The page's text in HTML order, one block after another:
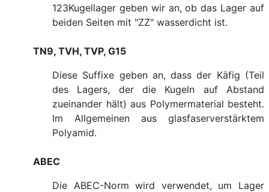
123Kugellager geben wir an, ob das Lager auf
beiden Seiten mit "ZZ" wasserdicht ist.
TN9, TVH, TVP, G15
Diese Suffixe geben an, dass der Käfig (Teil
des Lagers, der die Kugeln auf Abstand
zueinander hält) aus Polymermaterial besteht.
Im Allgemeinen aus glasfaserverstärktem
Polyamid.
ABEC
Die ABEC-Norm wird verwendet, um Lager